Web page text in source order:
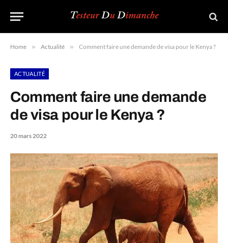
Home » Actualité » Comment faire une demande de visa pour le Kenya ?
ACTUALITÉ
Comment faire une demande
de visa pour le Kenya ?
20 mars 2022